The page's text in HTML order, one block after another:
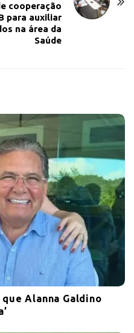
cooperação
para auxiliar
na área da
Saúde
Alanna Galdino